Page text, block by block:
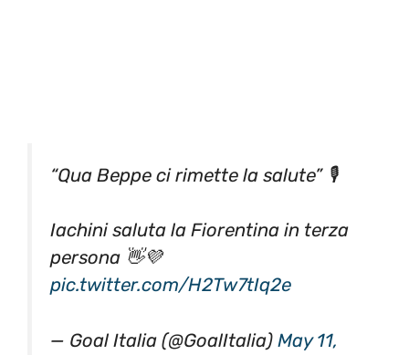
“Qua Beppe ci rimette la salute” 🎙
Iachini saluta la Fiorentina in terza
persona 👋💜
pic.twitter.com/H2Tw7tIq2e
— Goal Italia (@GoalItalia) May 11,